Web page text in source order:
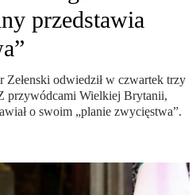
przedstawia
Zełenski odwiedził w czwartek trzy
przywódcami Wielkiej Brytanii,
o swoim „planie zwycięstwa”.